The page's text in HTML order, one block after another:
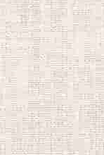
Culto do
Lar